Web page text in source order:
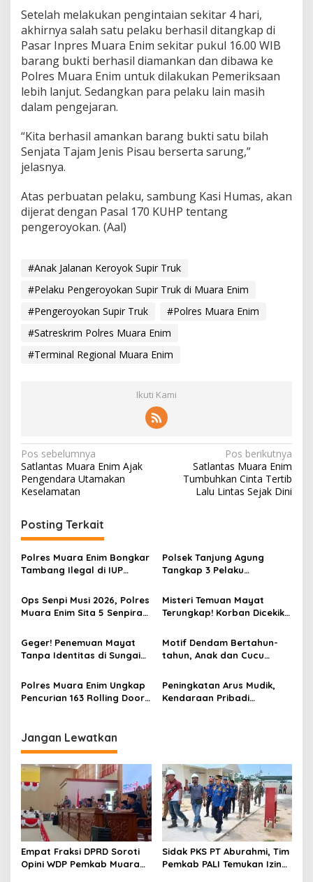
Setelah melakukan pengintaian sekitar 4 hari,
akhirnya salah satu pelaku berhasil ditangkap di
Pasar Inpres Muara Enim sekitar pukul 16.00 WIB
barang bukti berhasil diamankan dan dibawa ke
Polres Muara Enim untuk dilakukan Pemeriksaan
lebih lanjut. Sedangkan para pelaku lain masih
dalam pengejaran.
“Kita berhasil amankan barang bukti satu bilah
Senjata Tajam Jenis Pisau berserta sarung,”
jelasnya.
Atas perbuatan pelaku, sambung Kasi Humas, akan
dijerat dengan Pasal 170 KUHP tentang
pengeroyokan. (Aal)
#Anak Jalanan Keroyok Supir Truk
#Pelaku Pengeroyokan Supir Truk di Muara Enim
#Pengeroyokan Supir Truk
#Polres Muara Enim
#Satreskrim Polres Muara Enim
#Terminal Regional Muara Enim
Ikuti Kami
N
a
v
i
g
a
s
i
p
s
Pos sebelumnya
Satlantas Muara Enim Ajak
Pengendara Utamakan
Keselamatan
Pos berikutnya
Satlantas Muara Enim
Tumbuhkan Cinta Tertib
Lalu Lintas Sejak Dini
Posting Terkait
Polres Muara Enim Bongkar
Tambang Ilegal di IUP
Miliar
Polsek Tanjung Agung
Tangkap 3 Pelaku
Satu Masih DPO
Ops Senpi Musi 2026, Polres
Muara Enim Sita 5 Senpira
Tersangka
Misteri Temuan Mayat
Terungkap! Korban Dicekik
Tewas, Jasad Dibakar dan
Dibuang ke Sungai Enim
Geger! Penemuan Mayat
Tanpa Identitas di Sungai
Motif Dendam Bertahun-
tahun, Anak dan Cucu
Polres Muara Enim Ungkap
Pencurian 163 Rolling Door
Peningkatan Arus Mudik,
Kendaraan Pribadi
Jangan Lewatkan
Empat Fraksi DPRD Soroti
Opini WDP Pemkab Muara
Sidak PKS PT Aburahmi, Tim
Pemkab PALI Temukan Izin